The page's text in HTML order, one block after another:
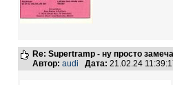
Re: Supertramp - ну просто
Автор: audi Дата: 21.02.24